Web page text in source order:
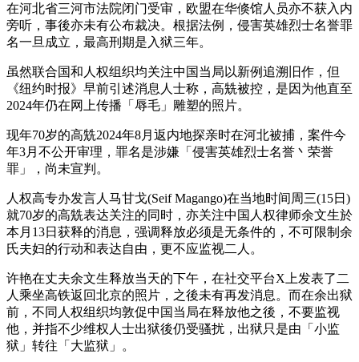
在河北省三河市法院闭门受审，欧盟在华倏馆人员亦不获入内
旁听，事後亦未有公布裁决。根据法例，侵害英雄烈士名誉罪
名一旦成立，最高刑期是入狱三年。
虽然联合国和人权组织均关注中国当局以新例追溯旧作，但
《纽约时报》早前引述消息人士称，高兟被控，是因为他直至
2024年仍在网上传播「辱毛」雕塑的照片。
现年70岁的高兟2024年8月返内地探亲时在河北被捕，案件今
年3月不公开审理，罪名是涉嫌「侵害英雄烈士名誉丶荣誉
罪」，尚未宣判。
人权高专办发言人马甘戈(Seif Magango)在当地时间周三(15日)
就70岁的高兟表达关注的同时，亦关注中国人权律师余文生於
本月13日获释的消息，强调释放必须是无条件的，不可限制余
氏夫妇的行动和表达自由，更不应监视二人。
许艳在丈夫余文生释放当天的下午，在社交平台X上发表了二
人乘坐高铁返回北京的照片，之後未有再发消息。而在余出狱
前，不同人权组织均敦促中国当局在释放他之後，不要监视
他，并指不少维权人士出狱後仍受骚扰，出狱只是由「小监
狱」转往「大监狱」。